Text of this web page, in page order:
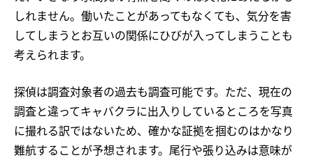
しれません。働いたことがあってもなくても、気分を害
してしまうとお互いの関係にひびが入ってしまうことも
考えられます。
探偵は調査対象者の過去も調査可能です。ただ、現在の
調査と違ってキャバクラに出入りしているところを写真
に撮れる訳ではないため、確かな証拠を掴むのはかなり
難航することが予想されます。尾行や張り込みは意味が